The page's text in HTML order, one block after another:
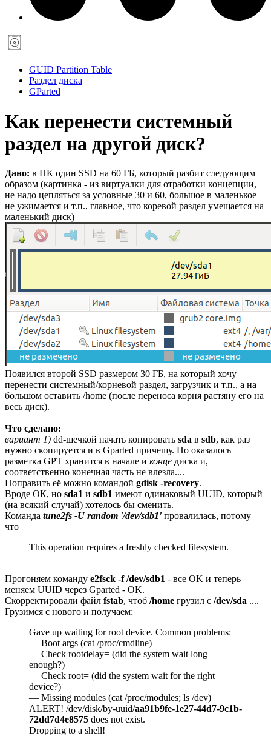
GUID Partition Table
Раздел диска
GParted
Как перенести системный
раздел на другой диск?
Дано: в ПК один SSD на 60 ГБ, который разбит следующим
образом (картинка - из виртуалки для отработки концепции,
не надо цепляться за условные 30 и 60, большое в маленькое
не ужимается и т.п., главное, что коревой раздел умещается на
маленький диск)
Появился второй SSD размером 30 ГБ, на который хочу
перенести системный/корневой раздел, загрузчик и т.п., а на
большом оставить /home (после переноса корня растяну его на
весь диск).
Что сделано:
вариант 1) dd-шечкой начать копировать sda в sdb, как раз
нужно скопируется и в Gparted причешу. Но оказалось
разметка GPT хранится в начале и конце диска и,
соответственно конечная часть не влезла....
Поправить её можно командой gdisk -recovery.
Вроде ОК, но sda1 и sdb1 имеют одинаковый UUID, который
(на всякий случай) хотелось бы сменить.
Команда tune2fs -U random '/dev/sdb1' провалилась, потому
что
This operation requires a freshly checked filesystem.
Прогоняем команду e2fsck -f /dev/sdb1 - все OK и теперь
меняем UUID через Gparted - OK.
Скорректировали файл fstab, чтоб /home грузил с /dev/sda ....
Грузимся с нового и получаем:
Gave up waiting for root device. Common problems:
— Boot args (cat /proc/cmdline)
— Check rootdelay= (did the system wait long
enough?)
— Check root= (did the system wait for the right
device?)
— Missing modules (cat /proc/modules; ls /dev)
ALERT! /dev/disk/by-uuid/aa91b9fe-1e27-44d7-9c1b-
72dd7d4e8575 does not exist.
Dropping to a shell!